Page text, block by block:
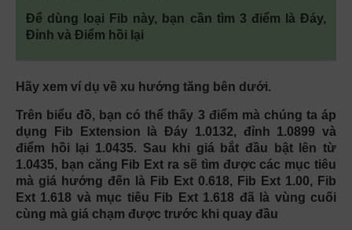
Để dùng loại Fib này, bạn cần tìm 3 điểm là Đáy,
Đỉnh và Điểm hồi lại
Hãy xem ví dụ về xu hướng tăng bên dưới.
Trên biểu đồ, bạn có thể thấy 3 điểm mà chúng ta áp
dụng Fib Extension là Đáy 1.0132, đỉnh 1.0899 và
điểm hồi lại 1.0435. Sau khi giá bắt đầu bật lên từ
1.0435, bạn căng Fib Ext ra sẽ tìm được các mục tiêu
mà giá hướng đến là Fib Ext 0.618, Fib Ext 1.00, Fib
Ext 1.618 và mục tiêu Fib Ext 1.618 đã là vùng cuối
cùng mà giá chạm được trước khi quay đầu